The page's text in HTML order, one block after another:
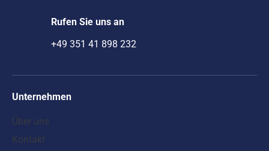
Rufen Sie uns an
+49 351 41 898 232
Unternehmen
Über uns
Kontakt